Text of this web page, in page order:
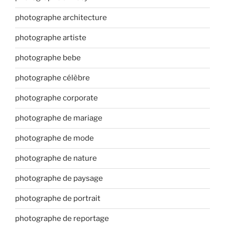
photographe architecture
photographe artiste
photographe bebe
photographe célèbre
photographe corporate
photographe de mariage
photographe de mode
photographe de nature
photographe de paysage
photographe de portrait
photographe de reportage